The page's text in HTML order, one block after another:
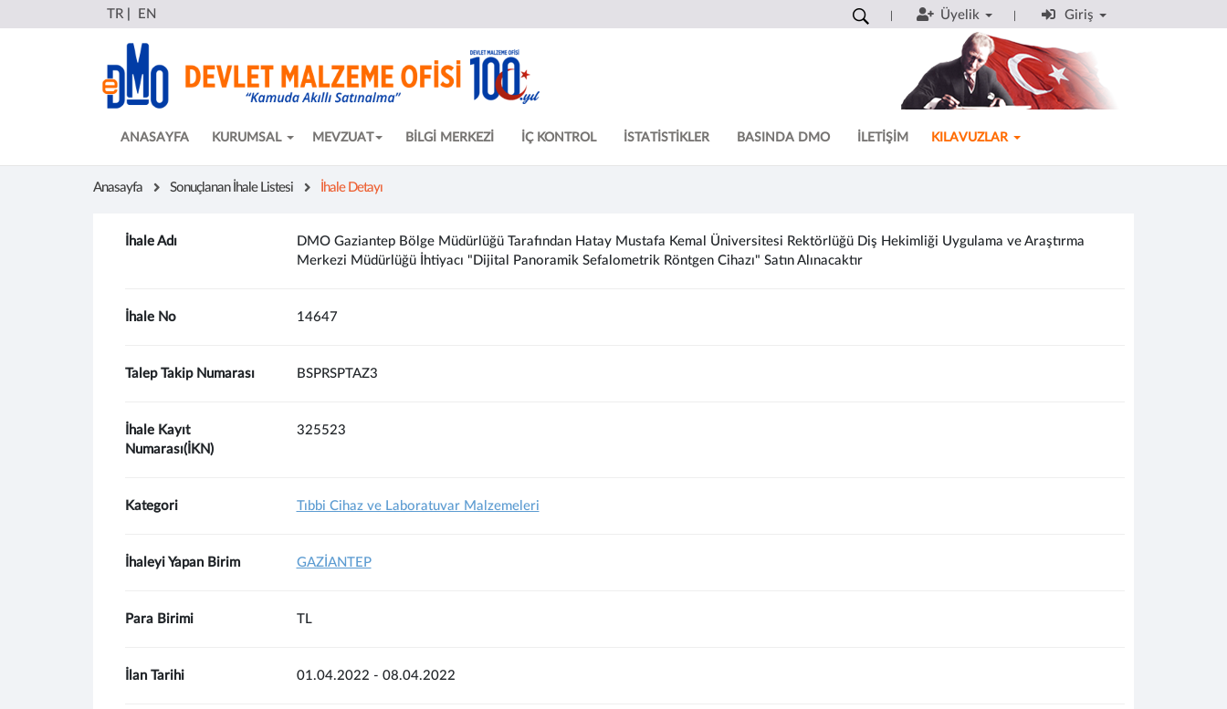
TR EN Üyelik Giriş
ANASAYFA KURUMSAL MEVZUAT BİLGİ MERKEZİ İÇ KONTROL İSTATİSTİKLER BASINDA DMO İLETİŞİM KILAVUZLAR
Anasayfa Sonuçlanan İhale Listesi İhale Detayı
İhale Adı
DMO Gaziantep Bölge Müdürlüğü Tarafından Hatay Mustafa Kemal Üniversitesi Rektörlüğü Diş Hekimliği Uygulama ve Araştırma
Merkezi Müdürlüğü İhtiyacı "Dijital Panoramik Sefalometrik Röntgen Cihazı" Satın Alınacaktır
İhale No 14647
Talep Takip Numarası BSPRSPTAZ3
İhale Kayıt
Numarası(İKN)
325523
Kategori Tıbbi Cihaz ve Laboratuvar Malzemeleri
İhaleyi Yapan Birim GAZİANTEP
Para Birimi TL
İlan Tarihi 01.04.2022 - 08.04.2022